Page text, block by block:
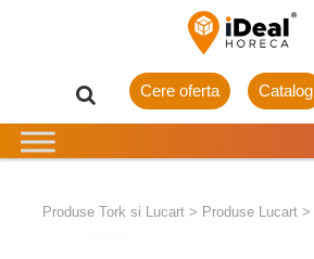
Catalog
Cere oferta
Produse Tork si Lucart> Produse Lucart>